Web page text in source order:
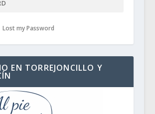
Lost my Password
EN TORREJONCILLO Y